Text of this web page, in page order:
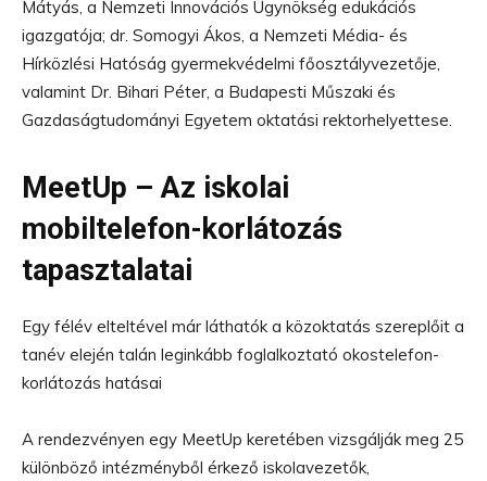
Mátyás, a Nemzeti Innovációs Ügynökség edukációs
igazgatója; dr. Somogyi Ákos, a Nemzeti Média- és
Hírközlési Hatóság gyermekvédelmi főosztályvezetője,
valamint Dr. Bihari Péter, a Budapesti Műszaki és
Gazdaságtudományi Egyetem oktatási rektorhelyettese.
MeetUp – Az iskolai
mobiltelefon-korlátozás
tapasztalatai
Egy félév elteltével már láthatók a közoktatás szereplőit a
tanév elején talán leginkább foglalkoztató okostelefon-
korlátozás hatásai
A rendezvényen egy MeetUp keretében vizsgálják meg 25
különböző intézményből érkező iskolavezetők,